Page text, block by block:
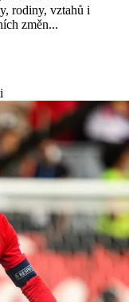
rodiny, vztahů i
změn...